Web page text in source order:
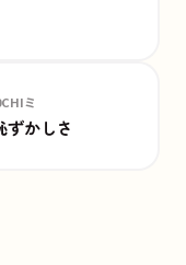
ミ
ずかしさ